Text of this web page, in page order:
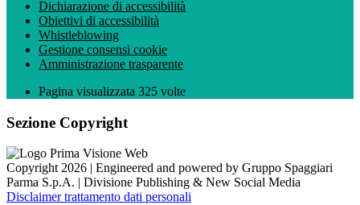
Dichiarazione di accessibilità
Obiettivi di accessibilità
Whistleblowing
Gestione consensi cookie
Amministrazione trasparente
Pagina visualizzata 325 volte
Sezione Copyright
Copyright 2026 | Engineered and powered by Gruppo Spaggiari
Parma S.p.A. | Divisione Publishing & New Social Media
Disclaimer trattamento dati personali